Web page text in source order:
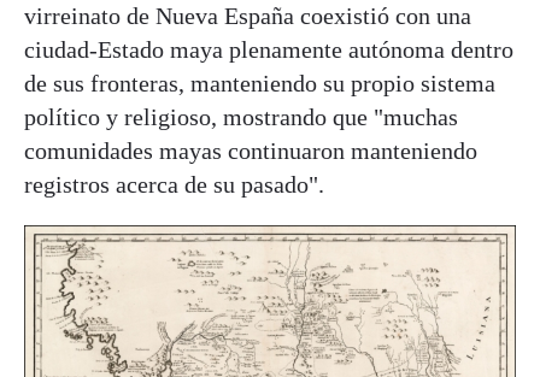
virreinato de Nueva España coexistió con una
ciudad-Estado maya plenamente autónoma dentro
de sus fronteras, manteniendo su propio sistema
político y religioso, mostrando que "muchas
comunidades mayas continuaron manteniendo
registros acerca de su pasado".